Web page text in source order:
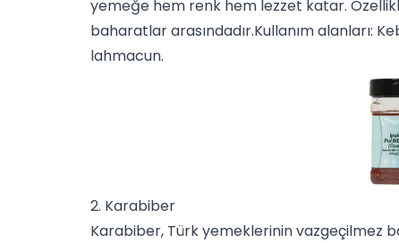
yemeğe hem renk hem lezzet katar.
baharatlararasındadır.Kullanım alanları:
lahmacun.
2. Karabiber
Karabiber, Türk yemeklerinin vazgeçilmez